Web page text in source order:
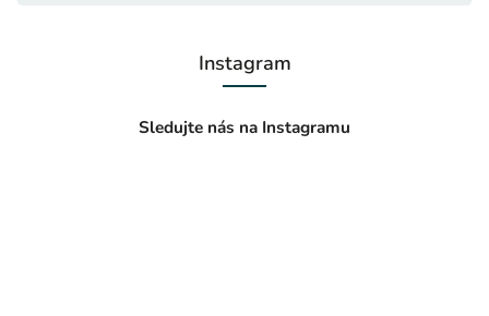
Instagram
Sledujte nás na Instagramu